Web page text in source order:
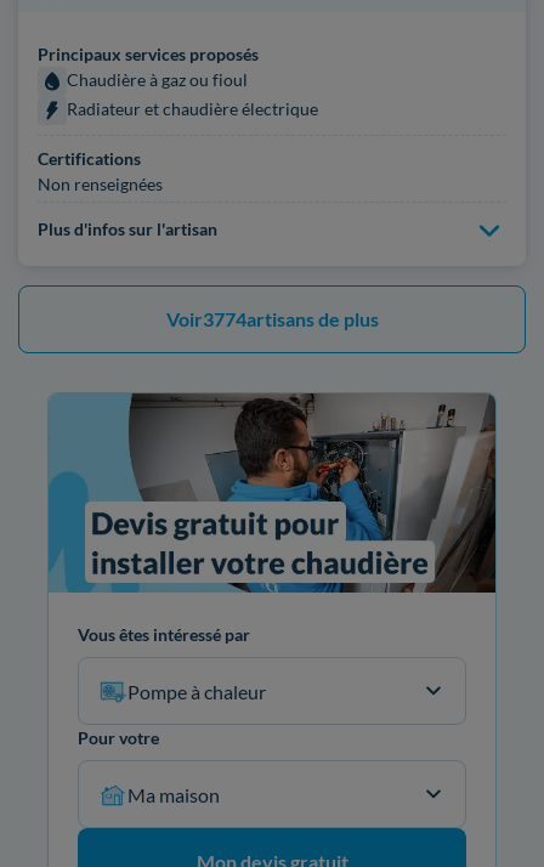
Principaux services proposés
Chaudière à gaz ou fioul
Radiateur et chaudière électrique
Certifications
Non renseignées
Plus d'infos sur l'artisan
Voir3774artisans de plus
Vous êtes intéressé par
Pompe à chaleur
Pour votre
Ma maison
Mon devis gratuit